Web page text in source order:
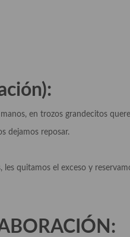
en trozos grandecitos
reposar.
quitamos el exceso y